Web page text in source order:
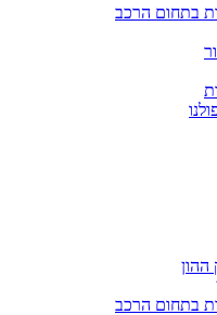
בתחום הרכב
ההון
בתחום הרכב